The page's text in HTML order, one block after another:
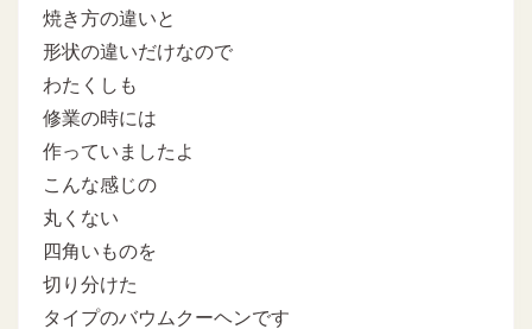
焼き方の違いと
形状の違いだけなので
わたくしも
修業の時には
作っていましたよ
こんな感じの
丸くない
四角いものを
切り分けた
タイプのバウムクーヘンです